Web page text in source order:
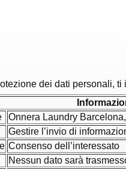
dei dati personali,
Onnera Laundry
Gestire l’invio di
Consenso dell’interessato
Nessun dato sarà